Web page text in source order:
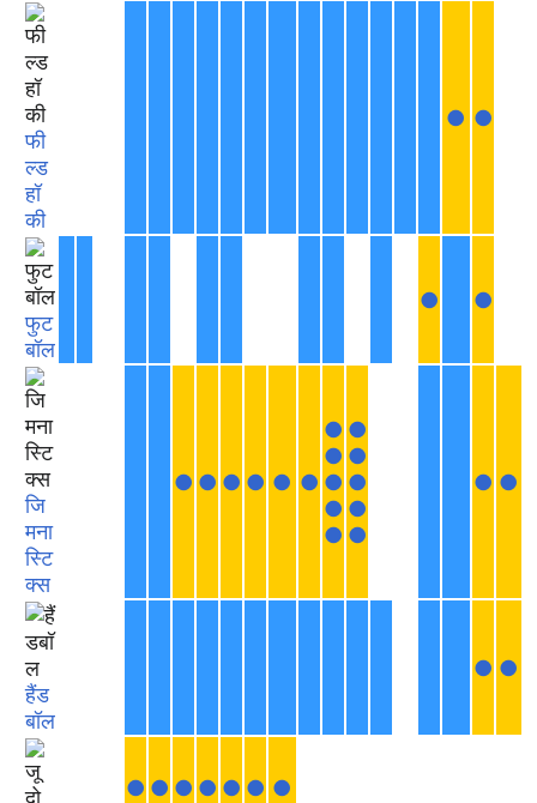
फी
ल्ड
हॉ
की
● ●
फुट
बॉल
● ●
जि
मना
स्टि
क्स
● ● ● ● ● ●
●
●
●
●
●
●
●
●
●
●
● ●
हैंड
बॉल
● ●
● ● ● ● ● ● ●